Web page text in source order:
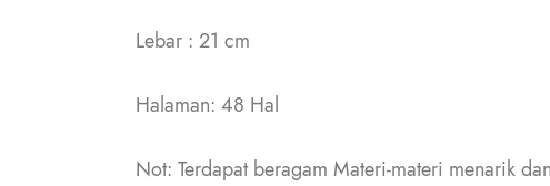
Lebar : 21 cm
Halaman: 48 Hal
Not: Terdapat beragam Materi-materi menarik